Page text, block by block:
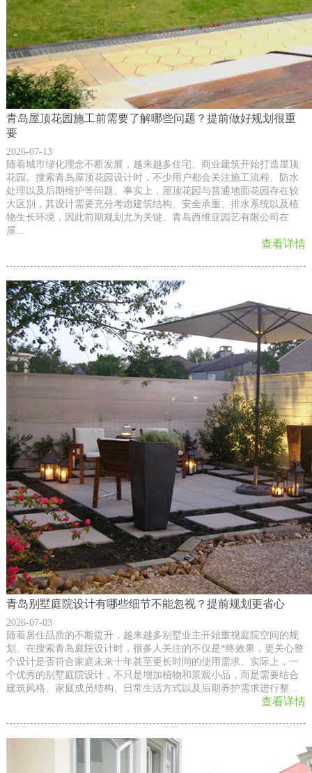
青岛屋顶花园施工前需要了解哪些问题？提前做好规划很重
要
2026-07-13
随着城市绿化理念不断发展，越来越多住宅、商业建筑开始打造屋顶
花园。搜索青岛屋顶花园设计时，不少用户都会关注施工流程、防水
处理以及后期维护等问题。事实上，屋顶花园与普通地面花园存在较
大区别，其设计需要充分考虑建筑结构、安全承重、排水系统以及植
物生长环境，因此前期规划尤为关键。青岛西维亚园艺有限公司在
屋...
查看详情
青岛别墅庭院设计有哪些细节不能忽视？提前规划更省心
2026-07-03
随着居住品质的不断提升，越来越多别墅业主开始重视庭院空间的规
划。在搜索青岛庭院设计时，很多人关注的不仅是*终效果，更关心整
个设计是否符合家庭未来十年甚至更长时间的使用需求。实际上，一
个优秀的别墅庭院设计，不只是增加植物和景观小品，而是需要结合
建筑风格、家庭成员结构、日常生活方式以及后期养护需求进行整...
查看详情